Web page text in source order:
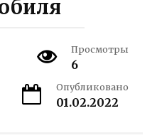
Просмотры
6
Опубликовано
01.02.2022